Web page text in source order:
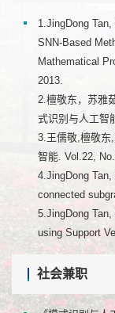
1.JingDong
SNN-Based
Mathematical
2013.
2.檀敬东，苏雅
式识别与人工智
3.王儒敬,檀敬东
智能. Vol.22,
4.JingDong
connected
5.JingDong
using Support
社会兼职